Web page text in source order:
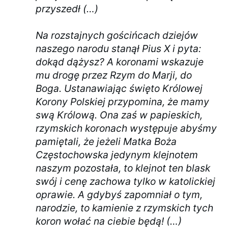
przyszedł (…)
Na rozstajnych gościńcach dziejów
naszego narodu stanął Pius X i pyta:
dokąd dążysz? A koronami wskazuje
mu drogę przez Rzym do Marji, do
Boga. Ustanawiając święto Królowej
Korony Polskiej przypomina, że mamy
swą Królową. Ona zaś w papieskich,
rzymskich koronach występuje abyśmy
pamiętali, że jeżeli Matka Boża
Częstochowska jedynym klejnotem
naszym pozostała, to klejnot ten blask
swój i cenę zachowa tylko w katolickiej
oprawie. A gdybyś zapomniał o tym,
narodzie, to kamienie z rzymskich tych
koron wołać na ciebie będą! (…)